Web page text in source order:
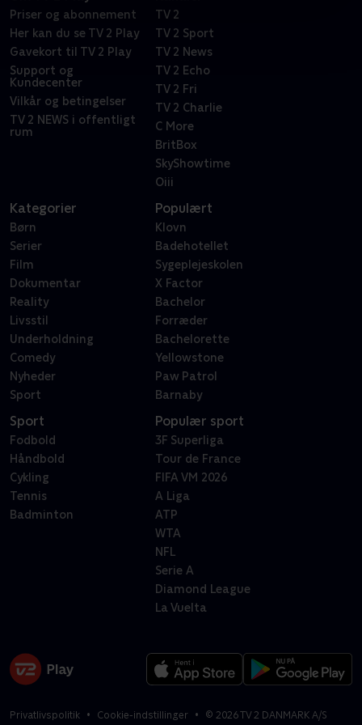
Priser og abonnement
Her kan du se TV 2 Play
Gavekort til TV 2 Play
Support og
Kundecenter
Vilkår og betingelser
TV 2 NEWS i offentligt
rum
TV 2
TV 2 Sport
TV 2 News
TV 2 Echo
TV 2 Fri
TV 2 Charlie
C More
BritBox
SkyShowtime
Oiii
Kategorier
Børn
Serier
Film
Dokumentar
Reality
Livsstil
Underholdning
Comedy
Nyheder
Sport
Populært
Klovn
Badehotellet
Sygeplejeskolen
X Factor
Bachelor
Forræder
Bachelorette
Yellowstone
Paw Patrol
Barnaby
Sport
Fodbold
Håndbold
Cykling
Tennis
Badminton
Populær sport
3F Superliga
Tour de France
FIFA VM 2026
A Liga
ATP
WTA
NFL
Serie A
Diamond League
La Vuelta
Privatlivspolitik Cookie-indstillinger © 2026TV 2 DANMARK A/S